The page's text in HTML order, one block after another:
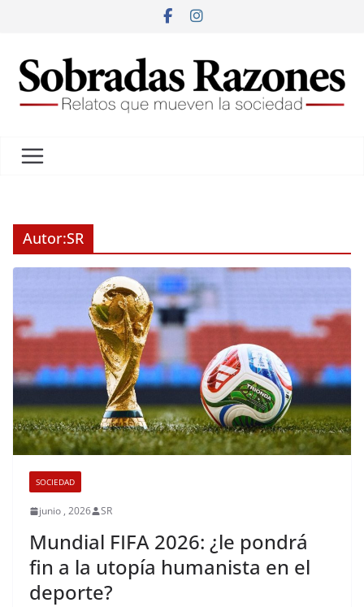
Autor:SR
SOCIEDAD
junio , 2026 SR
Mundial FIFA 2026: ¿le pondrá
fin a la utopía humanista en el
deporte?